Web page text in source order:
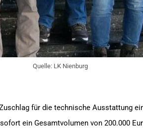
Quelle: LK Nienburg
für die technische Ausstattung
ein Gesamtvolumen von 200.000